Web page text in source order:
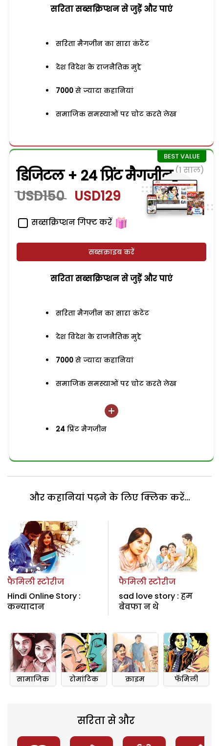
सरिता सब्सक्रिप्शन से जुड़ेें और पाएं
सरिता मैगजीन का सारा कंटेंट
देश विदेश के राजनैतिक मुद्दे
7000 से ज्यादा कहानियां
समाजिक समस्याओं पर चोट करते लेख
डिजिटल + 24 प्रिंट मैगजीन (1 साल)
USD150 USD129
सब्सक्रिप्शन गिफ्ट करें
सब्सक्राइब करें
सरिता सब्सक्रिप्शन से जुड़ेें और पाएं
सरिता मैगजीन का सारा कंटेंट
देश विदेश के राजनैतिक मुद्दे
7000 से ज्यादा कहानियां
समाजिक समस्याओं पर चोट करते लेख
24 प्रिंट मैगजीन
और कहानियां पढ़ने के लिए क्लिक करें...
फैमिली स्टोरीज
Hindi Online Story :
कन्‍यादान
फैमिली स्टोरीज
sad love story : हम
बेवफा न थे
सामाजिक रोमांटिक क्राइम फॅमिली
सरिता से और